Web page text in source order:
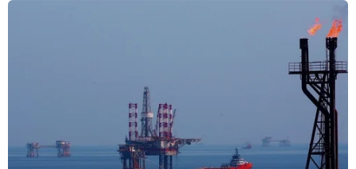
Hành trình 19 năm giúp người dân giảm
Từ nguồn vốn bàn giao ban đầu 200 tỷ đồng, đến
30/9, tổng nguồn vốn của chi nhánh Ngân hàng Chính
sách xã hội tỉnh Quảng Bình đã đạt 3.672 tỷ đồng, gấp